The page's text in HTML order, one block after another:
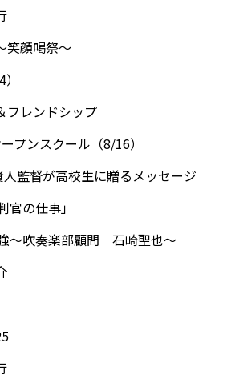
笑顔喝祭～
フレンドシップ
プンスクール（8/16）
監督が高校生に贈るメッセージ
の仕事」
～吹奏楽部顧問 石崎聖也～